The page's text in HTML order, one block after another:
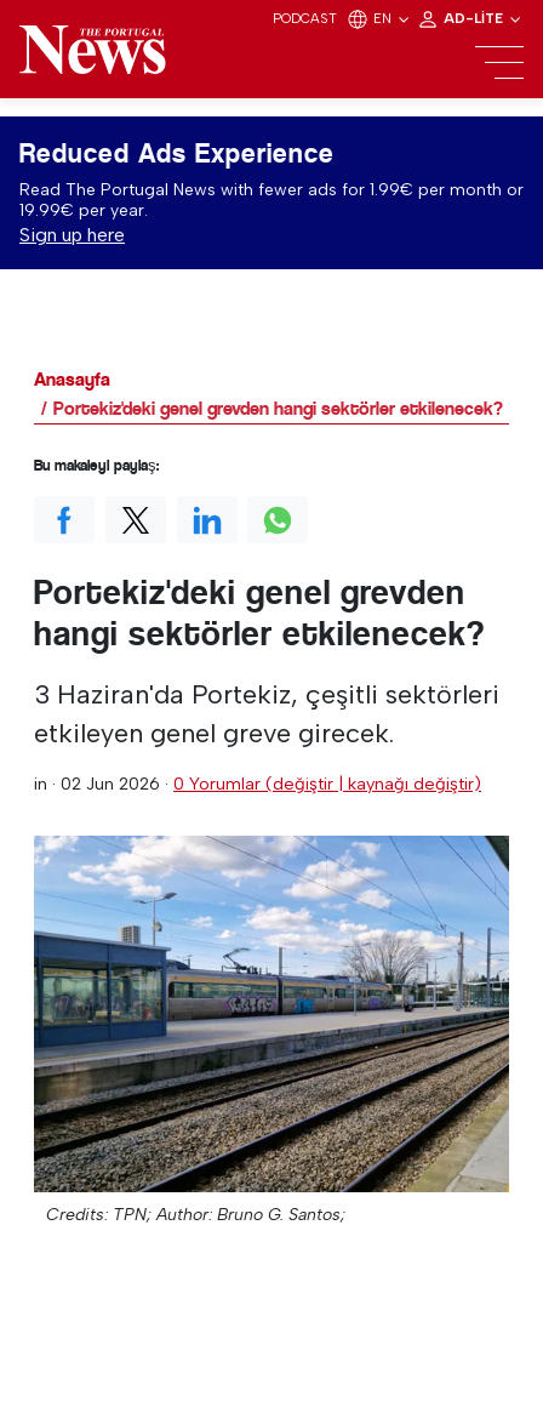
PODCAST EN AD-LITE
Reduced Ads Experience
Read The Portugal News with fewer ads for 1.99€ per month or
19.99€ per year.
Sign up here
Anasayfa
Portekiz'deki genel grevden hangi sektörler etkilenecek?
Portekiz'deki genel grevden
hangi sektörler etkilenecek?
3 Haziran'da Portekiz, çeşitli sektörleri
etkileyen genel greve girecek.
in · 02 Jun 2026 · 0 Yorumlar (değiştir | kaynağı değiştir)
Credits: TPN; Author: Bruno G. Santos;
Bu makaleyi paylaş: